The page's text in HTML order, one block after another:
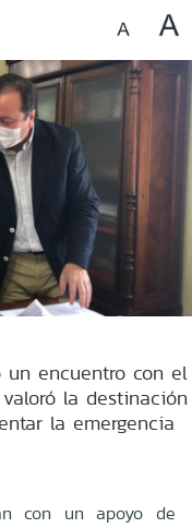
un encuentro con el
la destinación
la emergencia
con un apoyo de